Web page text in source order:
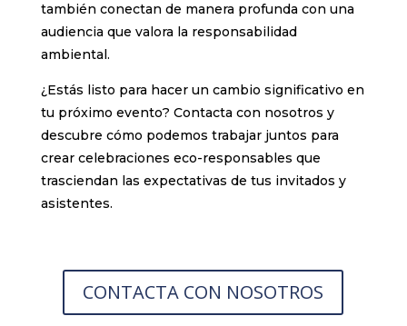
también conectan de manera profunda con una
audiencia que valora la responsabilidad
ambiental.
¿Estás listo para hacer un cambio significativo en
tu próximo evento? Contacta con nosotros y
descubre cómo podemos trabajar juntos para
crear celebraciones eco-responsables que
trasciendan las expectativas de tus invitados y
asistentes.
CONTACTA CON NOSOTROS